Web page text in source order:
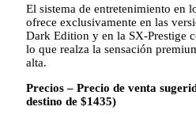
El sistema de entretenimiento en
ofrece exclusivamente en las
Dark Edition y en la SX-Prestige
lo que realza la sensación
alta.
Precios – Precio de venta
destino de $1435)